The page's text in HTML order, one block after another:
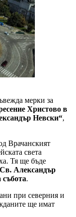
мерки за
Христово в
Невски“,
Врачанският
света
Тя ще бъде
Александър
.
при северния и
ще имат